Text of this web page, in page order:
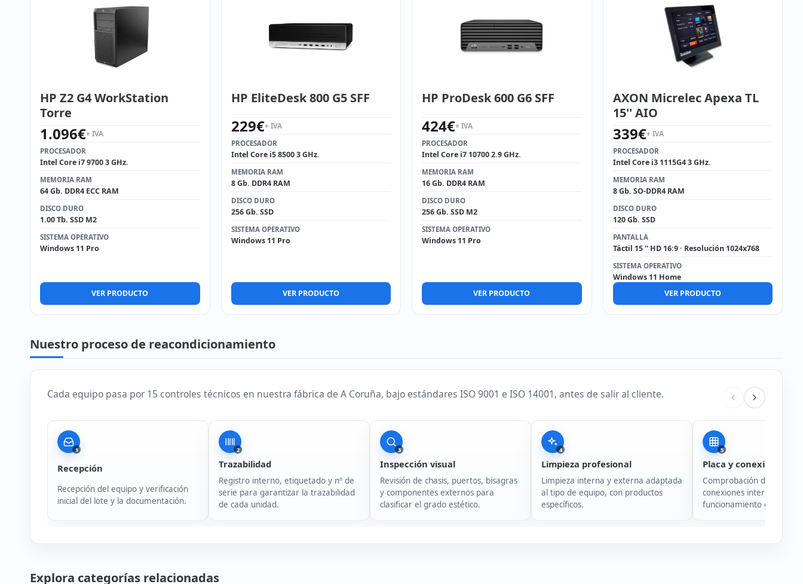
HP Z2 G4 WorkStation
Torre
1.096€+ IVA
PROCESADOR
Intel Core i7 9700 3 GHz.
MEMORIA RAM
64 Gb. DDR4 ECC RAM
DISCO DURO
1.00 Tb. SSD M2
SISTEMA OPERATIVO
Windows 11 Pro
VER PRODUCTO
HP EliteDesk 800 G5 SFF
229€+ IVA
PROCESADOR
Intel Core i5 8500 3 GHz.
MEMORIA RAM
8 Gb. DDR4 RAM
DISCO DURO
256 Gb. SSD
SISTEMA OPERATIVO
Windows 11 Pro
VER PRODUCTO
HP ProDesk 600 G6 SFF
424€+ IVA
PROCESADOR
Intel Core i7 10700 2.9 GHz.
MEMORIA RAM
16 Gb. DDR4 RAM
DISCO DURO
256 Gb. SSD M2
SISTEMA OPERATIVO
Windows 11 Pro
VER PRODUCTO
AXON Micrelec Apexa TL
15'' AIO
339€+ IVA
PROCESADOR
Intel Core i3 1115G4 3 GHz.
MEMORIA RAM
8 Gb. SO-DDR4 RAM
DISCO DURO
120 Gb. SSD
PANTALLA
Táctil 15 '' HD 16:9 · Resolución 1024x768
SISTEMA OPERATIVO
Windows 11 Home
VER PRODUCTO
Nuestro proceso de reacondicionamiento
Cada equipo pasa por 15 controles técnicos en nuestra fábrica de A Coruña, bajo estándares ISO 9001 e ISO 14001, antes de salir al cliente.
1
Recepción
Recepción del equipo y verificación
inicial del lote y la documentación.
2
Trazabilidad
Registro interno, etiquetado y nº de
serie para garantizar la trazabilidad
de cada unidad.
3
Inspección visual
Revisión de chasis, puertos, bisagras
y componentes externos para
clasificar el grado estético.
4
Limpieza profesional
Limpieza interna y externa adaptada
al tipo de equipo, con productos
específicos.
5
Placa y conexiones
Comprobación de placa
conexiones internas y
funcionamiento general
Explora categorías relacionadas